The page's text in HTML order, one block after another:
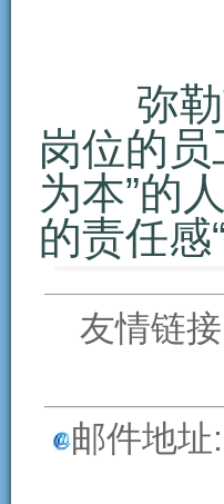
弥勒市
岗位的
为本”的
的责任感
友情链接
邮件地址: